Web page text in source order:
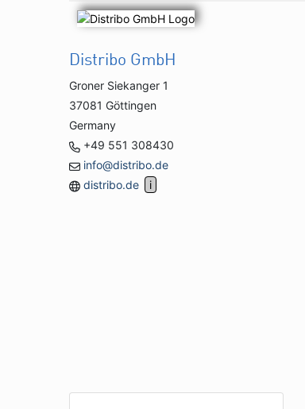
Distribo GmbH
Groner Siekanger 1
37081 Göttingen
Germany
+49 551 308430
info@distribo.de
distribo.de